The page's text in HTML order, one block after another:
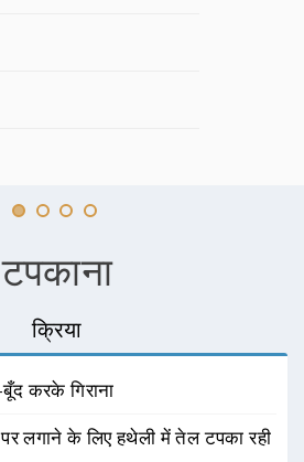
टपकाना
क्रिया
करके गिराना
पर लगाने के लिए हथेली में तेल टपका रही